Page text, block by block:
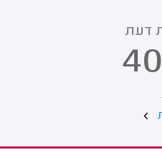
דעת